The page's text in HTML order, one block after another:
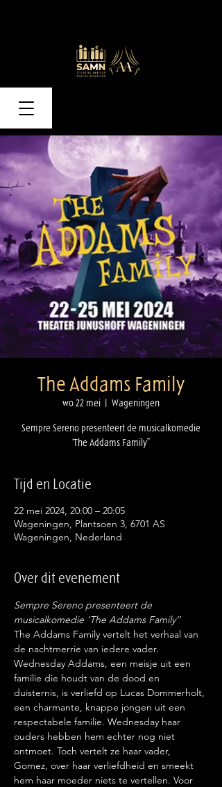
The Addams Family
wo 22 mei
  |
Wageningen
Sempre Sereno presenteert de musicalkomedie
Tijd en Locatie
22 mei 2024, 20:00 – 20:05
Wageningen, Plantsoen 3, 6701 AS
Wageningen, Nederland
Over dit evenement
Sempre Sereno presenteert de
musicalkomedie ‘The Addams Family’’
The Addams Family vertelt het verhaal van
de nachtmerrie van iedere vader.
Wednesday Addams, een meisje uit een
familie die houdt van de dood en
duisternis, is verliefd op Lucas Dommerholt,
een charmante, knappe jongen uit een
respectabele familie. Wednesday haar
ouders hebben hem echter nog niet
ontmoet. Toch vertelt ze haar vader,
Gomez, over haar verliefdheid en smeekt
hem haar moeder niets te vertellen. Voor